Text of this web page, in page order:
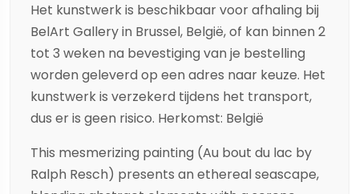
Het kunstwerk is beschikbaar voor afhaling bij
BelArt Gallery in Brussel, België, of kan binnen 2
tot 3 weken na bevestiging van je bestelling
worden geleverd op een adres naar keuze. Het
kunstwerk is verzekerd tijdens het transport,
dus er is geen risico. Herkomst: België
This mesmerizing painting (Au bout du lac by
Ralph Resch) presents an ethereal seascape,